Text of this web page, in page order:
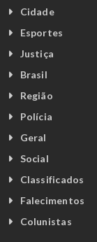
Cidade
Esportes
Justiça
Brasil
Região
Polícia
Geral
Social
Classificados
Falecimentos
Colunistas